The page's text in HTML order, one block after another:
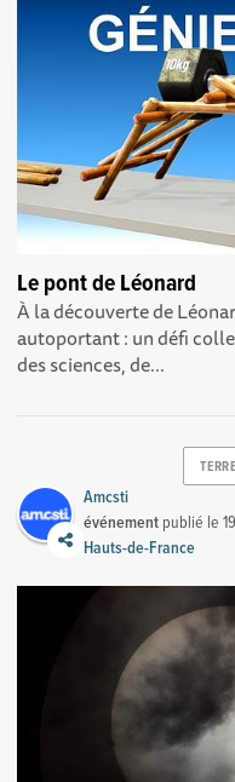
Le pont de Léonard
À la découverte de
autoportant : un défi
des sciences, de...
Amcsti
événement publié le
Hauts-de-France